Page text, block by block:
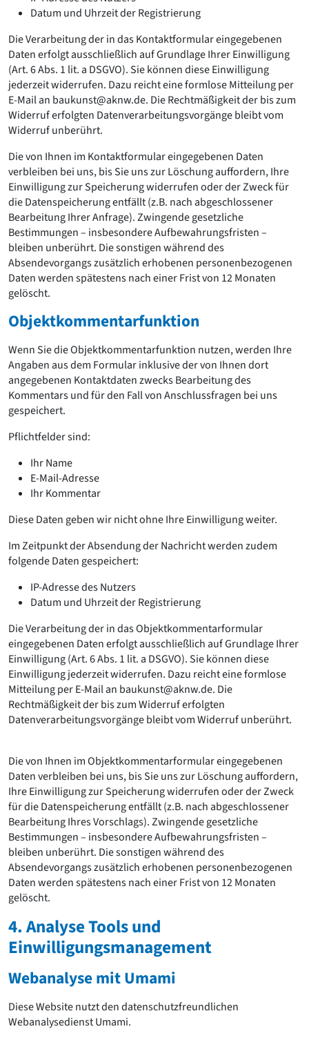
Datum und Uhrzeit der Registrierung
Die Verarbeitung der in das Kontaktformular eingegebenen
Daten erfolgt ausschließlich auf Grundlage Ihrer Einwilligung
(Art. 6 Abs. 1 lit. a DSGVO). Sie können diese Einwilligung
jederzeit widerrufen. Dazu reicht eine formlose Mitteilung per
E-Mail an baukunst@aknw.de. Die Rechtmäßigkeit der bis zum
Widerruf erfolgten Datenverarbeitungsvorgänge bleibt vom
Widerruf unberührt.
Die von Ihnen im Kontaktformular eingegebenen Daten
verbleiben bei uns, bis Sie uns zur Löschung auffordern, Ihre
Einwilligung zur Speicherung widerrufen oder der Zweck für
die Datenspeicherung entfällt (z.B. nach abgeschlossener
Bearbeitung Ihrer Anfrage). Zwingende gesetzliche
Bestimmungen – insbesondere Aufbewahrungsfristen –
bleiben unberührt. Die sonstigen während des
Absendevorgangs zusätzlich erhobenen personenbezogenen
Daten werden spätestens nach einer Frist von 12 Monaten
gelöscht.
Objektkommentarfunktion
Wenn Sie die Objektkommentarfunktion nutzen, werden Ihre
Angaben aus dem Formular inklusive der von Ihnen dort
angegebenen Kontaktdaten zwecks Bearbeitung des
Kommentars und für den Fall von Anschlussfragen bei uns
gespeichert.
Pflichtfelder sind:
Ihr Name
E-Mail-Adresse
Ihr Kommentar
Diese Daten geben wir nicht ohne Ihre Einwilligung weiter.
Im Zeitpunkt der Absendung der Nachricht werden zudem
folgende Daten gespeichert:
IP-Adresse des Nutzers
Datum und Uhrzeit der Registrierung
Die Verarbeitung der in das Objektkommentarformular
eingegebenen Daten erfolgt ausschließlich auf Grundlage Ihrer
Einwilligung (Art. 6 Abs. 1 lit. a DSGVO). Sie können diese
Einwilligung jederzeit widerrufen. Dazu reicht eine formlose
Mitteilung per E-Mail an baukunst@aknw.de. Die
Rechtmäßigkeit der bis zum Widerruf erfolgten
Datenverarbeitungsvorgänge bleibt vom Widerruf unberührt.
Die von Ihnen im Objektkommentarformular eingegebenen
Daten verbleiben bei uns, bis Sie uns zur Löschung auffordern,
Ihre Einwilligung zur Speicherung widerrufen oder der Zweck
für die Datenspeicherung entfällt (z.B. nach abgeschlossener
Bearbeitung Ihres Vorschlags). Zwingende gesetzliche
Bestimmungen – insbesondere Aufbewahrungsfristen –
bleiben unberührt. Die sonstigen während des
Absendevorgangs zusätzlich erhobenen personenbezogenen
Daten werden spätestens nach einer Frist von 12 Monaten
gelöscht.
4. Analyse Tools und
Einwilligungsmanagement
Webanalyse mit Umami
Diese Website nutzt den datenschutzfreundlichen
Webanalysedienst Umami.